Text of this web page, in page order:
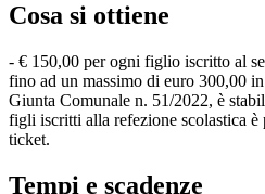
Cosa si ottiene
- € 150,00 per ogni figlio iscritto al
fino ad un massimo di euro 300,00
Giunta Comunale n. 51/2022, è
figli iscritti alla refezione scolastica è
ticket.
Tempi e scadenze